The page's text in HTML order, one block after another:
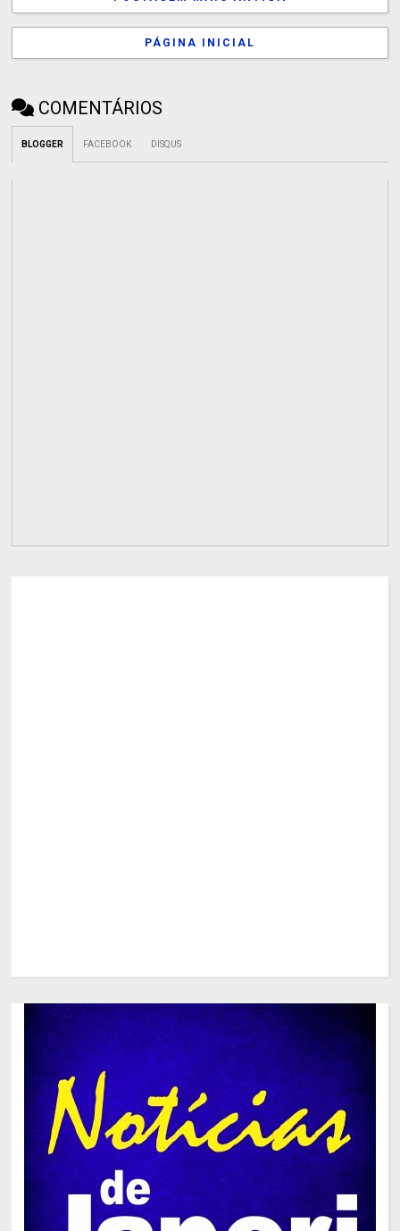
PÁGINA INICIAL
COMENTÁRIOS
BLOGGER FACEBOOK DISQUS